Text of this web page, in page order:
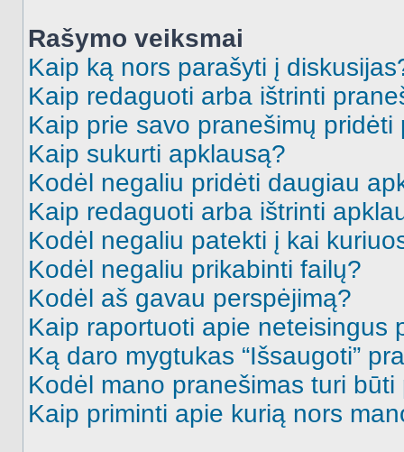
Rašymo veiksmai
Kaip ką nors parašyti į
Kaip redaguoti arba ištrinti
Kaip prie savo pranešimų pridėti
Kaip sukurti apklausą?
Kodėl negaliu pridėti daugiau
Kaip redaguoti arba ištrinti
Kodėl negaliu patekti į kai
Kodėl negaliu prikabinti failų?
Kodėl aš gavau perspėjimą?
Kaip raportuoti apie neteisingus
Ką daro mygtukas “Išsaugoti”
Kodėl mano pranešimas turi būti
Kaip priminti apie kurią nors